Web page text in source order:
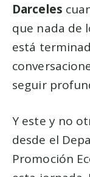
Darceles
que nada de
está
seguir
Y este y no
desde el
Promoción